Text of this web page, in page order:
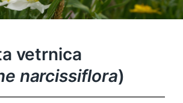
vetrnica
narcissiflora)